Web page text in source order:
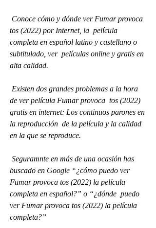
tos (2022) por Internet, la  película
completa en español latino y castellano o
subtitulado, ver  películas online y gratis en
alta calidad.
de ver película Fumar provoca  tos (2022)
gratis en internet: Los continuos parones en
la reproducción  de la película y la calidad
en la que se reproduce.
buscado en Google “¿cómo puedo ver
Fumar provoca tos (2022) la película
completa en español?” o “¿dónde  puedo
ver Fumar provoca tos (2022) la película
completa?”